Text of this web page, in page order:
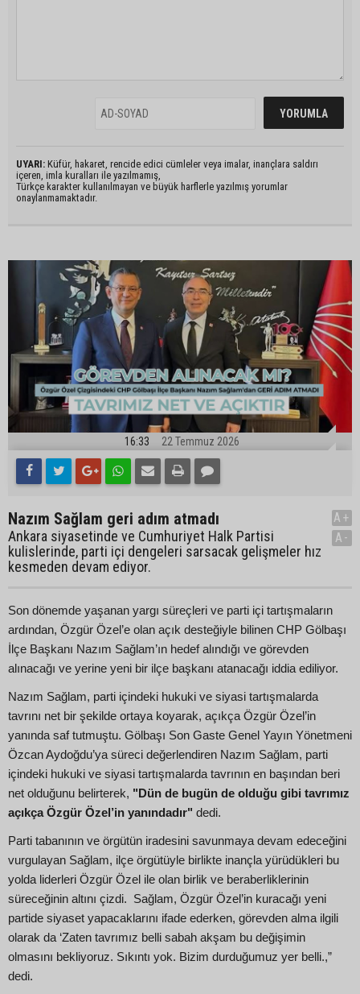
UYARI: Küfür, hakaret, rencide edici cümleler veya imalar, inançlara saldırı
içeren, imla kuralları ile yazılmamış,
Türkçe karakter kullanılmayan ve büyük harflerle yazılmış yorumlar
onaylanmamaktadır.
16:33 22 Temmuz 2026
Nazım Sağlam geri adım atmadı
Ankara siyasetinde ve Cumhuriyet Halk Partisi
kulislerinde, parti içi dengeleri sarsacak gelişmeler hız
kesmeden devam ediyor.
A+
A-
Son dönemde yaşanan yargı süreçleri ve parti içi tartışmaların
ardından, Özgür Özel’e olan açık desteğiyle bilinen CHP Gölbaşı
İlçe Başkanı Nazım Sağlam’ın hedef alındığı ve görevden
alınacağı ve yerine yeni bir ilçe başkanı atanacağı iddia ediliyor.
Nazım Sağlam, parti içindeki hukuki ve siyasi tartışmalarda
tavrını net bir şekilde ortaya koyarak, açıkça Özgür Özel’in
yanında saf tutmuştu. Gölbaşı Son Gaste Genel Yayın Yönetmeni
Özcan Aydoğdu’ya süreci değerlendiren Nazım Sağlam, parti
içindeki hukuki ve siyasi tartışmalarda tavrının en başından beri
net olduğunu belirterek, "Dün de bugün de olduğu gibi tavrımız
açıkça Özgür Özel’in yanındadır" dedi.
Parti tabanının ve örgütün iradesini savunmaya devam edeceğini
vurgulayan Sağlam, ilçe örgütüyle birlikte inançla yürüdükleri bu
yolda liderleri Özgür Özel ile olan birlik ve beraberliklerinin
süreceğinin altını çizdi. Sağlam, Özgür Özel’in kuracağı yeni
partide siyaset yapacaklarını ifade ederken, görevden alma ilgili
olarak da ‘Zaten tavrımız belli sabah akşam bu değişimin
olmasını bekliyoruz. Sıkıntı yok. Bizim durduğumuz yer belli.,”
dedi.